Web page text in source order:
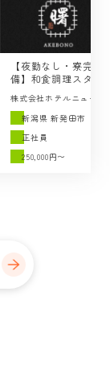
【夜勤なし・寮完
備】和食調理スタッ
宿 曙（新発田市）
株式会社ホテルニュー曙
新潟県 新発田市
正社員
250,000円〜